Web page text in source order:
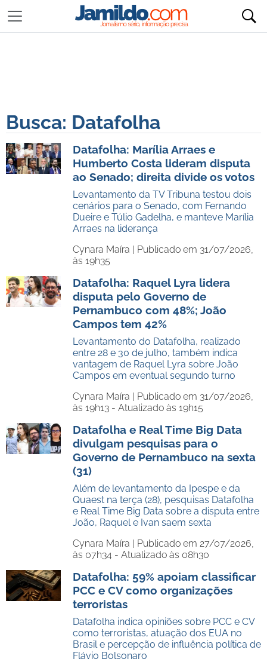
Busca: Datafolha
Datafolha: Marília Arraes e
Humberto Costa lideram disputa
ao Senado; direita divide os votos
Levantamento da TV Tribuna testou dois
cenários para o Senado, com Fernando
Dueire e Túlio Gadelha, e manteve Marília
Arraes na liderança
Cynara Maíra | Publicado em 31/07/2026,
às 19h35
Datafolha: Raquel Lyra lidera
disputa pelo Governo de
Pernambuco com 48%; João
Campos tem 42%
Levantamento do Datafolha, realizado
entre 28 e 30 de julho, também indica
vantagem de Raquel Lyra sobre João
Campos em eventual segundo turno
Cynara Maíra | Publicado em 31/07/2026,
às 19h13 - Atualizado às 19h15
Datafolha e Real Time Big Data
divulgam pesquisas para o
Governo de Pernambuco na sexta
(31)
Além de levantamento da Ipespe e da
Quaest na terça (28), pesquisas Datafolha
e Real Time Big Data sobre a disputa entre
João, Raquel e Ivan saem sexta
Cynara Maíra | Publicado em 27/07/2026,
às 07h34 - Atualizado às 08h30
Datafolha: 59% apoiam classificar
PCC e CV como organizações
terroristas
Datafolha indica opiniões sobre PCC e CV
como terroristas, atuação dos EUA no
Brasil e percepção de influência política de
Flávio Bolsonaro